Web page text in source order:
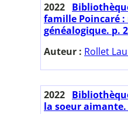
2022
famille Poincaré :
généalogique. p.
Auteur : Rollet
2022
la soeur aimante.